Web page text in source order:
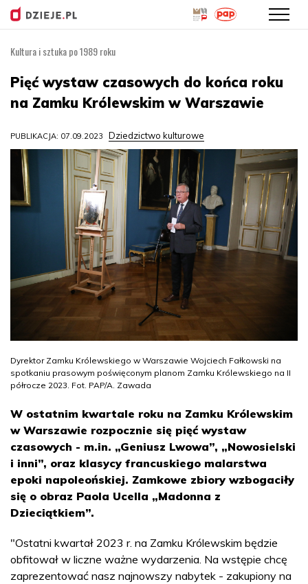
treści
Kultura i sztuka po 1989 roku
Pięć wystaw czasowych do końca roku
na Zamku Królewskim w Warszawie
PUBLIKACJA: 07.09.2023 Dziedzictwo kulturowe
Dyrektor Zamku Królewskiego w Warszawie Wojciech Fałkowski na
spotkaniu prasowym poświęconym planom Zamku Królewskiego na II
półrocze 2023. Fot. PAP/A. Zawada
W ostatnim kwartale roku na Zamku Królewskim
w Warszawie rozpocznie się pięć wystaw
czasowych - m.in. „Geniusz Lwowa”, „Nowosielski
i inni”, oraz klasycy francuskiego malarstwa
epoki napoleońskiej. Zamkowe zbiory wzbogaciły
się o obraz Paola Ucella „Madonna z
Dzieciątkiem”.
"Ostatni kwartał 2023 r. na Zamku Królewskim będzie
obfitował w liczne ważne wydarzenia. Na wstępie chcę
zaprezentować nasz najnowszy nabytek - zakupiony na